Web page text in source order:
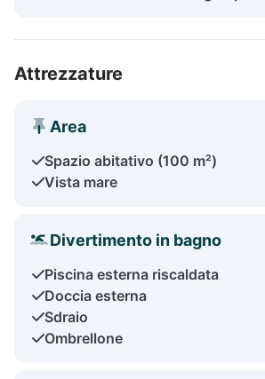
Attrezzature
Area
Spazio abitativo (100 m²)
Vista mare
Divertimento in bagno
Piscina esterna riscaldata
Doccia esterna
Sdraio
Ombrellone